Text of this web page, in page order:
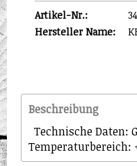
Artikel-Nr.:
Hersteller Name:
Beschreibung
Technische Daten:
Temperaturbereich: